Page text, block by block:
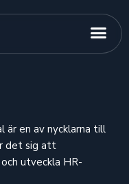
är en av nycklarna till
det sig att
utveckla HR-